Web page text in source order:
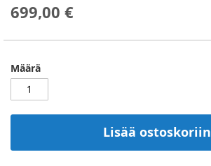
699,00 €
Määrä
Lisää ostoskoriin
of